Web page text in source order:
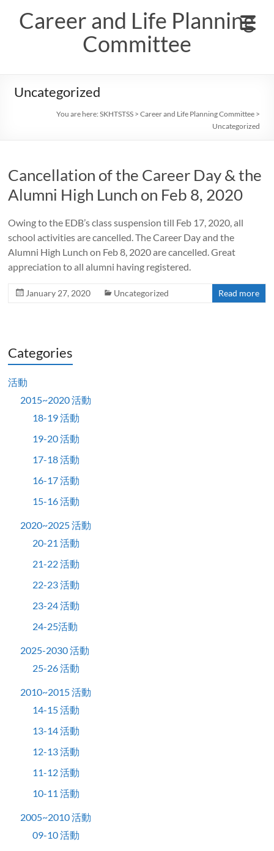
contentCareer and Life Planning
Committee
Uncategorized
You are here:SKHTSTSS >Career and Life Planning Committee >
Uncategorized
Cancellation of the Career Day & the
Alumni High Lunch on Feb 8, 2020
Owing to the EDB’s class suspension till Feb 17, 2020, all
school activities are cancelled. The Career Day and the
Alumni High Lunch on Feb 8, 2020 are cancelled. Great
appreciation to all alumni having registered.
January 27, 2020 Uncategorized Read more
Categories
活動
2015~2020 活動
18-19 活動
19-20 活動
17-18 活動
16-17 活動
15-16 活動
2020~2025 活動
20-21 活動
21-22 活動
22-23 活動
23-24 活動
24-25活動
2025-2030 活動
25-26 活動
2010~2015 活動
14-15 活動
13-14 活動
12-13 活動
11-12 活動
10-11 活動
2005~2010 活動
09-10 活動